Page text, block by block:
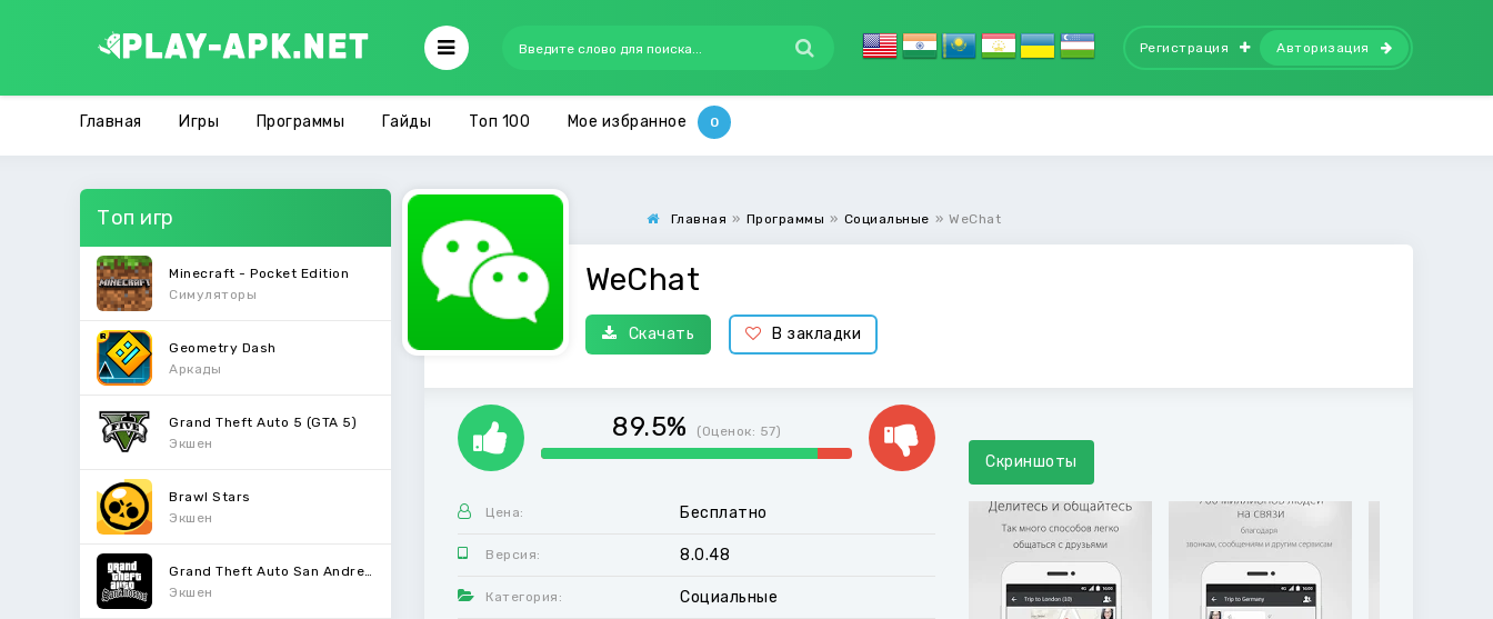
Регистрация Авторизация
Главная Игры Программы Гайды Топ 100 Мое избранное
Топ игр
Minecraft - Pocket Edition
Симуляторы
Geometry Dash
Аркады
Grand Theft Auto 5 (GTA 5)
Экшен
Brawl Stars
Экшен
Экшен
Главная » Программы » Социальные » WeChat
WeChat
Скачать В закладки
89.5% (Оценок: 57)
Цена: Бесплатно
Версия: 8.0.48
Категория: Социальные
Скриншоты